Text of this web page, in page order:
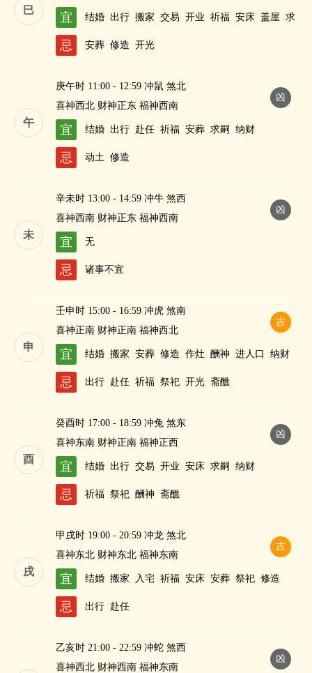
巳
宜 结婚 出行 搬家 交易 开业 祈福 安床 盖屋 求
嗣
纳财
忌 安葬 修造 开光
午
凶
庚午时 11:00 - 12:59 冲鼠 煞北
喜神西北 财神正东 福神西南
宜 结婚 出行 赴任 祈福 安葬 求嗣 纳财
忌 动土 修造
未
凶
辛未时 13:00 - 14:59 冲牛 煞西
喜神西南 财神正东 福神西南
宜 无
忌 诸事不宜
申
吉
壬申时 15:00 - 16:59 冲虎 煞南
喜神正南 财神正南 福神西北
宜 结婚 搬家 安葬 修造 作灶 酬神 进人口 纳财
忌 出行 赴任 祈福 祭祀 开光 斋醮
酉
凶
癸酉时 17:00 - 18:59 冲兔 煞东
喜神东南 财神正南 福神正西
宜 结婚 出行 交易 开业 安床 求嗣 纳财
忌 祈福 祭祀 酬神 斋醮
戌
吉
甲戌时 19:00 - 20:59 冲龙 煞北
喜神东北 财神东北 福神东南
宜 结婚 搬家 入宅 祈福 安床 安葬 祭祀 修造
忌 出行 赴任
凶
乙亥时 21:00 - 22:59 冲蛇 煞西
喜神西北 财神西南 福神东南